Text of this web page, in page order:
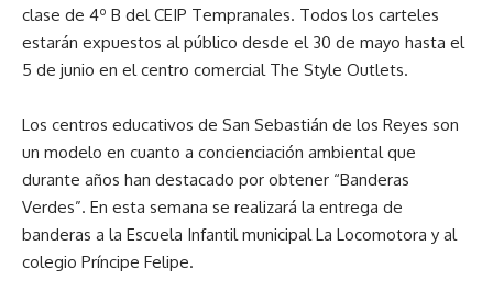
clase de 4º B del CEIP Tempranales. Todos los carteles
estarán expuestos al público desde el 30 de mayo hasta el
5 de junio en el centro comercial The Style Outlets.
Los centros educativos de San Sebastián de los Reyes son
un modelo en cuanto a concienciación ambiental que
durante años han destacado por obtener “Banderas
Verdes”. En esta semana se realizará la entrega de
banderas a la Escuela Infantil municipal La Locomotora y al
colegio Príncipe Felipe.